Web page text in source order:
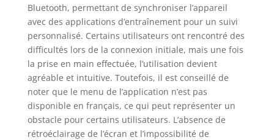
toute sécurité.
CONFORT &
ERGONOMIE:
Poignées mobiles
et fixes, console
LCD lisible (temps,
distance, vitesse,
calories, cardio)
avec support
tablette.
Bluetooth, permettant de synchroniser l’appareil
avec des applications d’entraînement pour un suivi
personnalisé. Certains utilisateurs ont rencontré des
difficultés lors de la connexion initiale, mais une fois
la prise en main effectuée, l’utilisation devient
agréable et intuitive. Toutefois, il est conseillé de
noter que le menu de l’application n’est pas
disponible en français, ce qui peut représenter un
obstacle pour certains utilisateurs. L’absence de
rétroéclairage de l’écran et l’impossibilité de